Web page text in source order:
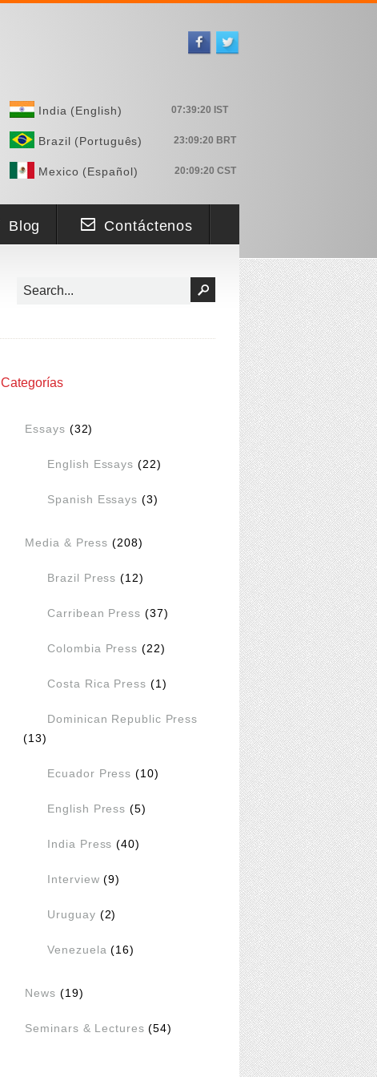
India (English)
Brazil (Português)
Mexico (Español)
Blog Contáctenos
Categorías
Essays (32)
English Essays (22)
Spanish Essays (3)
Media & Press (208)
Brazil Press (12)
Carribean Press (37)
Colombia Press (22)
Costa Rica Press (1)
Dominican Republic Press
(13)
Ecuador Press (10)
English Press (5)
India Press (40)
Interview (9)
Uruguay (2)
Venezuela (16)
News (19)
Seminars & Lectures (54)